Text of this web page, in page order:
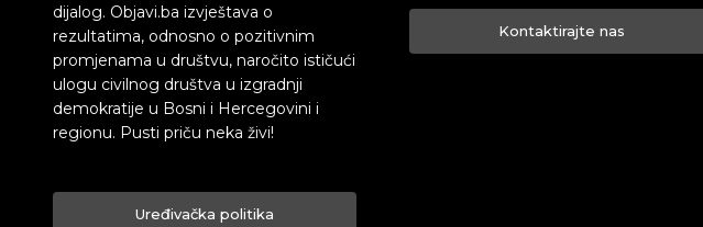
dijalog. Objavi.ba izvještava o
rezultatima, odnosno o pozitivnim
promjenama u društvu, naročito ističući
ulogu civilnog društva u izgradnji
demokratije u Bosni i Hercegovini i
regionu. Pusti priču neka živi!
Uređivačka politika
Kontaktirajte nas